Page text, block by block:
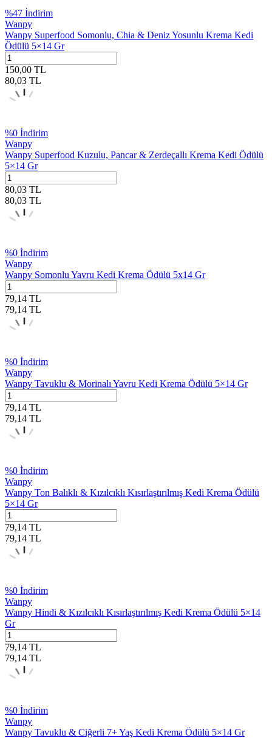
%47 İndirim
Wanpy
Wanpy Superfood Somonlu, Chia & Deniz Yosunlu Krema Kedi
Ödülü 5×14 Gr
150,00 TL
80,03 TL
%0 İndirim
Wanpy
Wanpy Superfood Kuzulu, Pancar & Zerdeçallı Krema Kedi Ödülü
5×14 Gr
80,03 TL
80,03 TL
%0 İndirim
Wanpy
Wanpy Somonlu Yavru Kedi Krema Ödülü 5x14 Gr
79,14 TL
79,14 TL
%0 İndirim
Wanpy
Wanpy Tavuklu & Morinalı Yavru Kedi Krema Ödülü 5×14 Gr
79,14 TL
79,14 TL
%0 İndirim
Wanpy
Wanpy Ton Balıklı & Kızılcıklı Kısırlaştırılmış Kedi Krema Ödülü
5×14 Gr
79,14 TL
79,14 TL
%0 İndirim
Wanpy
Wanpy Hindi & Kızılcıklı Kısırlaştırılmış Kedi Krema Ödülü 5×14
Gr
79,14 TL
79,14 TL
%0 İndirim
Wanpy
Wanpy Tavuklu & Ciğerli 7+ Yaş Kedi Krema Ödülü 5×14 Gr